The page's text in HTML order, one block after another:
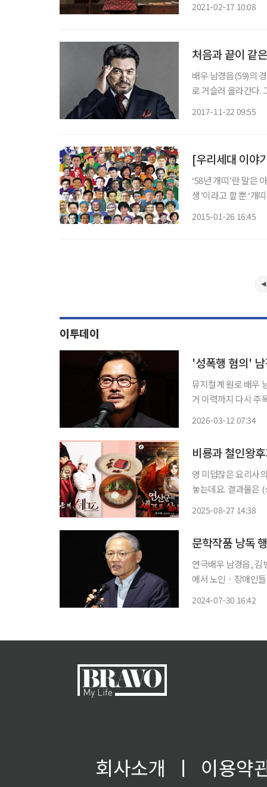
2021-02-17 10:08
배우 남경읍(59)의 경력
로 거슬러 올라간다.
2017-11-22 09:55
[우리세대 이야
‘58년 개띠’란 말은
생’이라고 할 뿐 ‘개
2015-01-26 16:45
이투데이
'성폭행 혐의'
뮤지컬계 원로 배우
거 이력까지 다시 주
2026-03-12 07:34
비룡과 철인왕
영 미덥잖은 요리사
놓는데요. 결과물은
2025-08-27 14:38
문학작품 낭독
연극배우 남경읍, 김
에서 노인ㆍ장애인
2024-07-30 16:42
회사소개 ㅣ
이용약